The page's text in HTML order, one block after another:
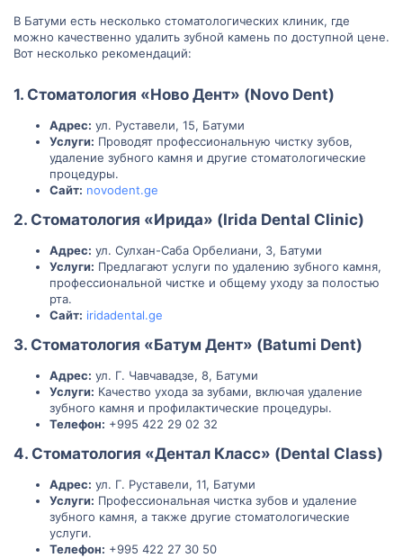
В Батуми есть несколько стоматологических клиник, где
можно качественно удалить зубной камень по доступной цене.
Вот несколько рекомендаций:
1. Стоматология «Ново Дент» (Novo Dent)
Адрес: ул. Руставели, 15, Батуми
Услуги: Проводят профессиональную чистку зубов,
удаление зубного камня и другие стоматологические
процедуры.
Сайт: novodent.ge
2. Стоматология «Ирида» (Irida Dental Clinic)
Адрес: ул. Сулхан-Саба Орбелиани, 3, Батуми
Услуги: Предлагают услуги по удалению зубного камня,
профессиональной чистке и общему уходу за полостью
рта.
Сайт: iridadental.ge
3. Стоматология «Батум Дент» (Batumi Dent)
Адрес: ул. Г. Чавчавадзе, 8, Батуми
Услуги: Качество ухода за зубами, включая удаление
зубного камня и профилактические процедуры.
Телефон: +995 422 29 02 32
4. Стоматология «Дентал Класс» (Dental Class)
Адрес: ул. Г. Руставели, 11, Батуми
Услуги: Профессиональная чистка зубов и удаление
зубного камня, а также другие стоматологические
услуги.
Телефон: +995 422 27 30 50